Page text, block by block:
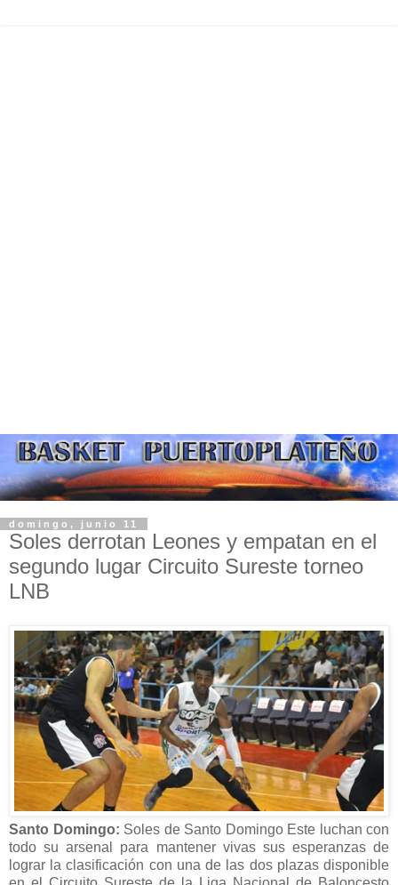
domingo, junio 11
Soles derrotan Leones y empatan en el
segundo lugar Circuito Sureste torneo
Santo Domingo: Soles de Santo Domingo Este luchan con
todo su arsenal para mantener vivas sus esperanzas de
lograr la clasificación con una de las dos plazas disponible